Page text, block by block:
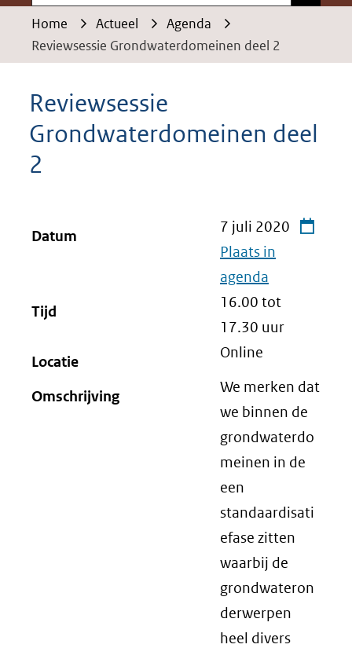
Home Actueel
Agenda
Reviewsessie Grondwaterdomeinen deel 2
Reviewsessie
Grondwaterdomeinen deel
2
Datum
7 juli 2020
Plaats in
agenda
Tijd
16.00 tot
17.30 uur
Locatie
Online
Omschrijving
We merken dat
we binnen de
grondwaterdo
meinen in de
een
standaardisati
efase zitten
waarbij de
grondwateron
derwerpen
heel divers